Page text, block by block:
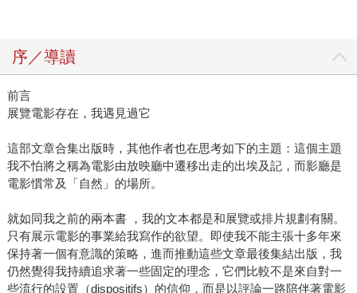
序／導讀
前言
展覽電影存在，我遇見過它
這部文章合集出版時，其他作者也在思考如下的主題：這個主題
我不怕將之稱為電影由放映廳中遷移出走的出埃及記，而影廳是
電影慣常及「自然」的場所。
就如同我之前的兩本書 ，我的文本都是和展覽或排片規劃有關。
只有展示電影的事業給我寫作的欲望。即使我不能主張十多年來
保持著一個有意識的策略，進而推動這些文章最後集結出版，我
仍然覺得我持續追求著一些固定的理念，它們比較不是來自對一
些流行的設置（dispositifs）的信仰，而是以評論一路陪伴著電影